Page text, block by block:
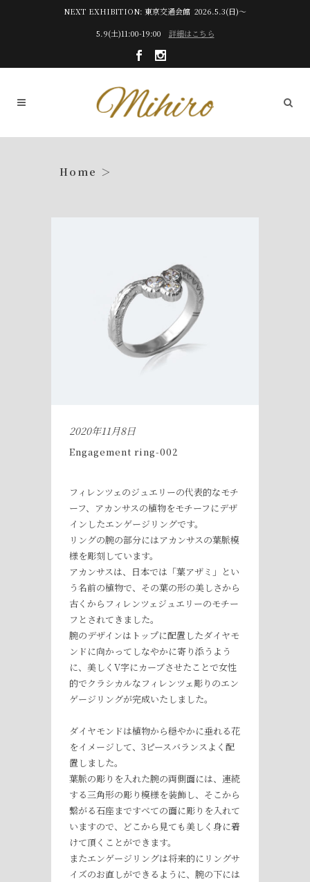
NEXT EXHIBITION: 東京交通会館 2026.5.3(日)～
5.9(土)11:00-19:00 詳細はこちら
2020年11月8日
Engagement ring-002
フィレンツェのジュエリーの代表的なモチ
ーフ、アカンサスの植物をモチーフにデザ
インしたエンゲージリングです。
リングの腕の部分にはアカンサスの葉脈模
様を彫刻しています。
アカンサスは、日本では「葉アザミ」とい
う名前の植物で、その葉の形の美しさから
古くからフィレンツェジュエリーのモチー
フとされてきました。
腕のデザインはトップに配置したダイヤモ
ンドに向かってしなやかに寄り添うよう
に、美しくV字にカーブさせたことで女性
的でクラシカルなフィレンツェ彫りのエン
ゲージリングが完成いたしました。
ダイヤモンドは植物から穏やかに垂れる花
をイメージして、3ピースバランスよく配
置しました。
葉脈の彫りを入れた腕の両側面には、連続
する三角形の彫り模様を装飾し、そこから
繋がる石座まですべての面に彫りを入れて
いますので、どこから見ても美しく身に着
けて頂くことができます。
またエンゲージリングは将来的にリングサ
イズのお直しができるように、腕の下には